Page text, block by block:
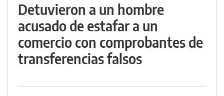
Detuvieron a un hombre
acusado de estafar a un
comercio con comprobantes de
transferencias falsos